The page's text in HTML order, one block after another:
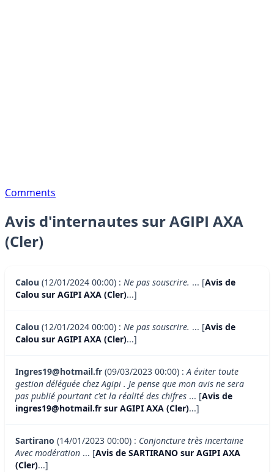
Comments
Avis d'internautes sur AGIPI AXA
(Cler)
Calou (12/01/2024 00:00) : Ne pas souscrire. ... [Avis de
Calou sur AGIPI AXA (Cler)...]
Calou (12/01/2024 00:00) : Ne pas souscrire. ... [Avis de
Calou sur AGIPI AXA (Cler)...]
Ingres19@hotmail.fr (09/03/2023 00:00) :A éviter toute
gestion déléguée chez Agipi . Je pense que mon avis ne sera
pas publié pourtant c'et la réalité des chifres ... [Avis de
ingres19@hotmail.fr sur AGIPI AXA (Cler)...]
Sartirano (14/01/2023 00:00) : Conjoncture très incertaine
Avec modération ... [Avis de SARTIRANO sur AGIPI AXA
(Cler)...]